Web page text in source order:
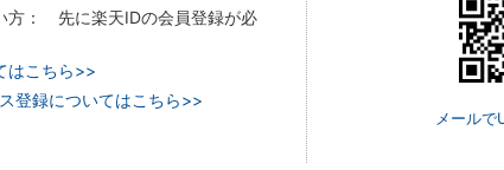
方： 先に楽天IDの会員登録が必
はこちら>>
登録についてはこちら>>
メールで